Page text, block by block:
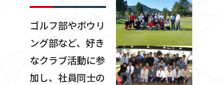
ゴルフ部やボウリ
ング部など、好き
なクラブ活動に参
加し、社員同士の